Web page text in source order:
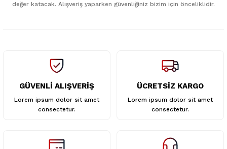
Ürün fiyatı diğer sitelerden daha pahalı.
değer katacak. Alışveriş yaparken güvenliğiniz bizim için önceliklidir.
GÜVENLİ ALIŞVERİŞ
Lorem ipsum dolor sit amet
consectetur.
ÜCRETSİZ KARGO
Lorem ipsum dolor sit amet
consectetur.